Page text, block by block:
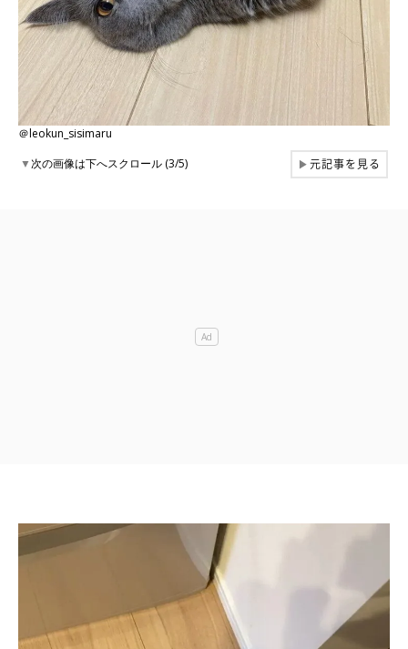
＠leokun_sisimaru
▼次の画像は下へスクロール (3/5) ▶元記事を見る